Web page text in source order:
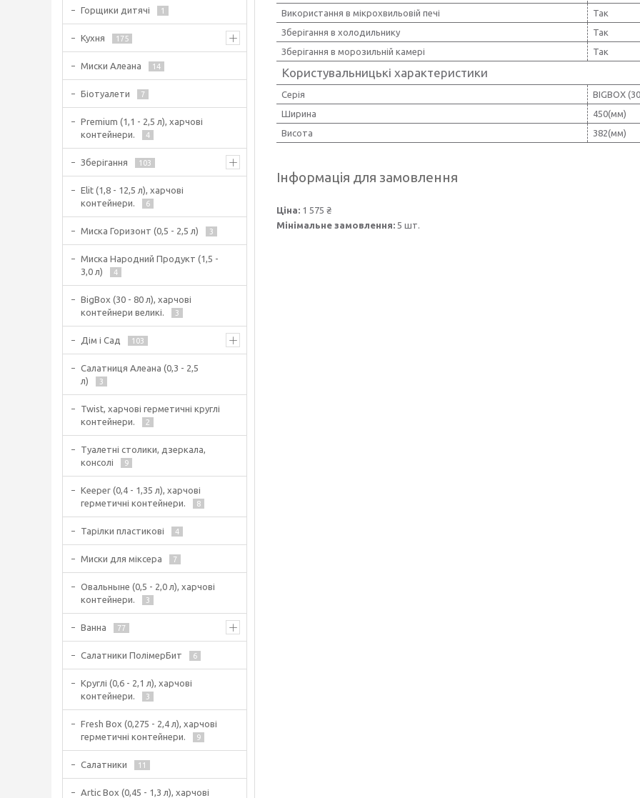
Використання в мікрохвильовій печі
Так
Зберігання в холодильнику
Так
Зберігання в морозильній камері
Так
Користувальницькі характеристики
Серія
BIGBOX
Ширина
450(мм)
Висота
382(мм)
Інформація для замовлення
Ціна: 1 575 ₴
Мінімальне замовлення: 5 шт.
Горщики дитячі 1
Кухня 175
Миски Алеана 14
Біотуалети 7
Premium (1,1 - 2,5 л), харчові
контейнери.
4
Зберігання 103
Elit (1,8 - 12,5 л), харчові
контейнери.
6
Миска Горизонт (0,5 - 2,5 л) 3
Миска Народний Продукт (1,5 -
3,0 л)
4
BigBox (30 - 80 л), харчові
контейнери великі.
3
Дім і Сад 103
Салатниця Алеана (0,3 - 2,5
л)
3
Twist, харчові герметичні круглі
контейнери.
2
Туалетні столики, дзеркала,
консолі
9
Keeper (0,4 - 1,35 л), харчові
герметичні контейнери.
8
Тарілки пластикові 4
Миски для міксера 7
Овальныне (0,5 - 2,0 л), харчові
контейнери.
3
Ванна 77
Салатники ПолімерБит 6
Круглі (0,6 - 2,1 л), харчові
контейнери.
3
Fresh Box (0,275 - 2,4 л), харчові
герметичні контейнери.
9
Салатники 11
Artic Box (0,45 - 1,3 л), харчові